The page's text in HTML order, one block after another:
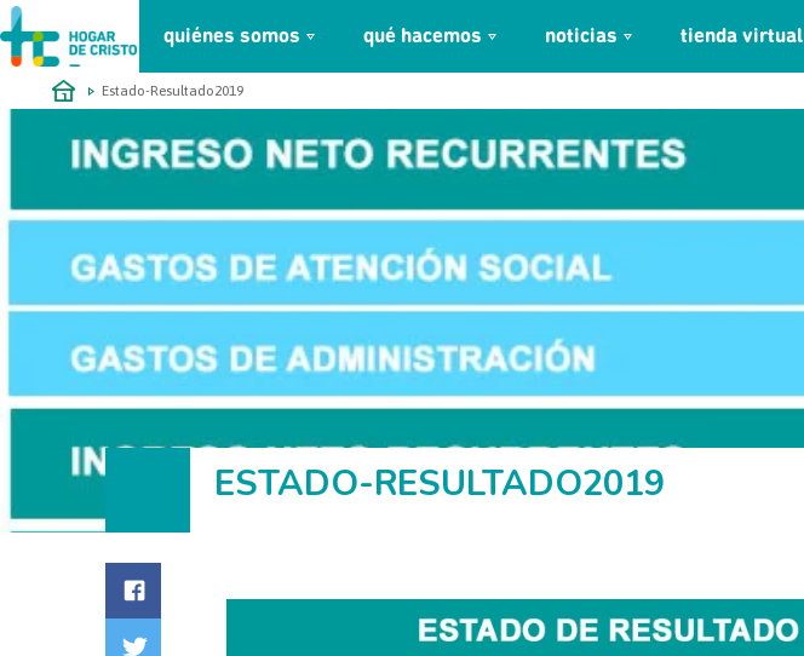
quiénes somos qué hacemos noticias tienda virtual
займ онлайн без проверок
Estado-Resultado2019
ESTADO-RESULTADO2019